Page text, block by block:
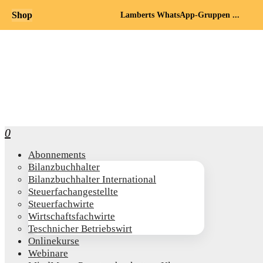
0
Abon­ne­ments
Bilanz­buch­hal­ter
Bilanz­buch­hal­ter International
Steu­er­fach­an­ge­stell­te
Steu­er­fach­wir­te
Wirt­schafts­fach­wir­te
Teschni­cher Betriebswirt
Online­kur­se
Web­i­na­re
Shop Lamberts WhatsApp-Gruppen ...